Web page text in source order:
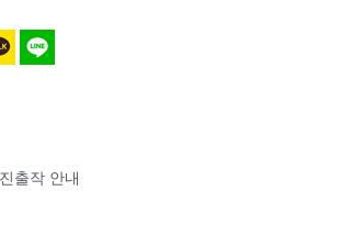
출작 안내